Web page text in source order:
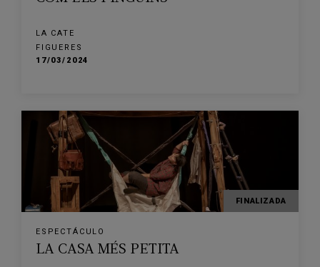
LA CATE
FIGUERES
17/03/2024
FINALIZADA
ESPECTÁCULO
LA CASA MÉS PETITA